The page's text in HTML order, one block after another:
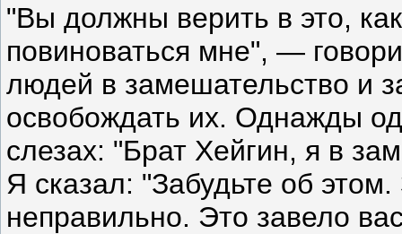
"Вы должны верить в это,
повиноваться мне", —
людей в замешательство и
освобождать их. Однажды
слезах: "Брат Хейгин, я в
Я сказал: "Забудьте об
неправильно. Это завело